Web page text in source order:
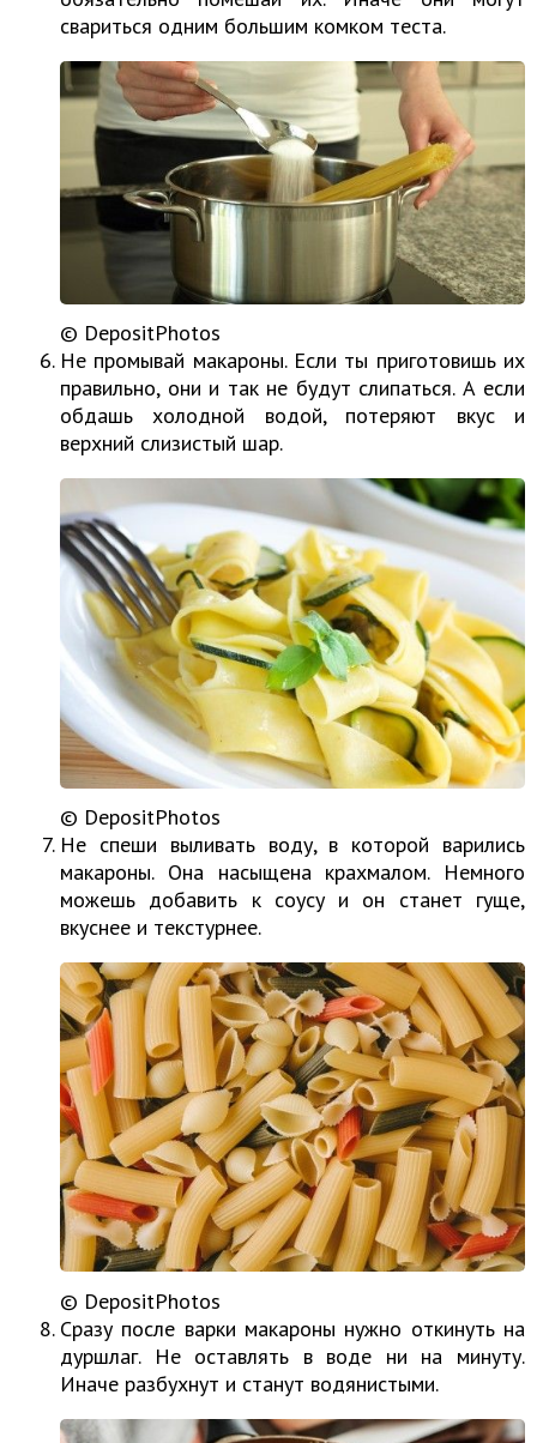
свариться одним большим комком теста.
© DepositPhotos
Не промывай макароны. Если ты приготовишь их
правильно, они и так не будут слипаться. А если
обдашь холодной водой, потеряют вкус и
верхний слизистый шар.
© DepositPhotos
Не спеши выливать воду, в которой варились
макароны. Она насыщена крахмалом. Немного
можешь добавить к соусу и он станет гуще,
вкуснее и текстурнее.
© DepositPhotos
Сразу после варки макароны нужно откинуть на
дуршлаг. Не оставлять в воде ни на минуту.
Иначе разбухнут и станут водянистыми.